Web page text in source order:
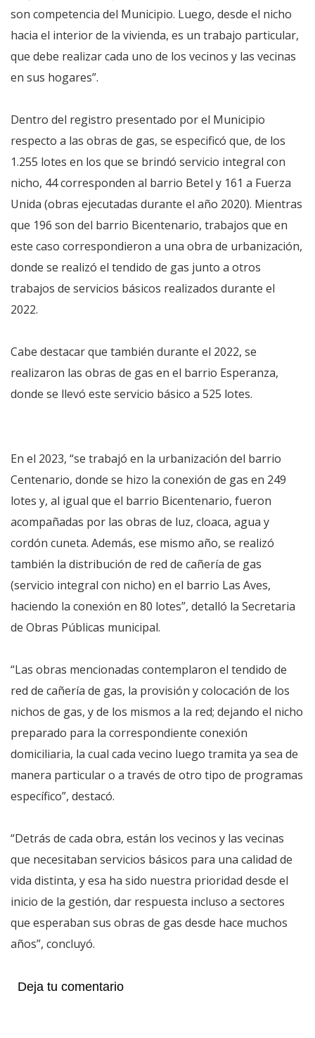
son competencia del Municipio. Luego, desde el nicho
hacia el interior de la vivienda, es un trabajo particular,
que debe realizar cada uno de los vecinos y las vecinas
en sus hogares”.
Dentro del registro presentado por el Municipio
respecto a las obras de gas, se especificó que, de los
1.255 lotes en los que se brindó servicio integral con
nicho, 44 corresponden al barrio Betel y 161 a Fuerza
Unida (obras ejecutadas durante el año 2020). Mientras
que 196 son del barrio Bicentenario, trabajos que en
este caso correspondieron a una obra de urbanización,
donde se realizó el tendido de gas junto a otros
trabajos de servicios básicos realizados durante el
2022.
Cabe destacar que también durante el 2022, se
realizaron las obras de gas en el barrio Esperanza,
donde se llevó este servicio básico a 525 lotes.
En el 2023, “se trabajó en la urbanización del barrio
Centenario, donde se hizo la conexión de gas en 249
lotes y, al igual que el barrio Bicentenario, fueron
acompañadas por las obras de luz, cloaca, agua y
cordón cuneta. Además, ese mismo año, se realizó
también la distribución de red de cañería de gas
(servicio integral con nicho) en el barrio Las Aves,
haciendo la conexión en 80 lotes”, detalló la Secretaria
de Obras Públicas municipal.
“Las obras mencionadas contemplaron el tendido de
red de cañería de gas, la provisión y colocación de los
nichos de gas, y de los mismos a la red; dejando el nicho
preparado para la correspondiente conexión
domiciliaria, la cual cada vecino luego tramita ya sea de
manera particular o a través de otro tipo de programas
específico”, destacó.
“Detrás de cada obra, están los vecinos y las vecinas
que necesitaban servicios básicos para una calidad de
vida distinta, y esa ha sido nuestra prioridad desde el
inicio de la gestión, dar respuesta incluso a sectores
que esperaban sus obras de gas desde hace muchos
años”, concluyó.
Deja tu comentario